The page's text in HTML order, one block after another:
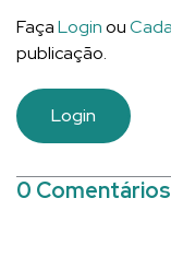
FaçaLoginou
publicação.
Login
0 Comentários